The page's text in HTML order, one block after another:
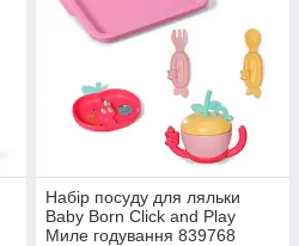
Набір посуду для ляльки
Baby Born Click and Play
Миле годування 839768